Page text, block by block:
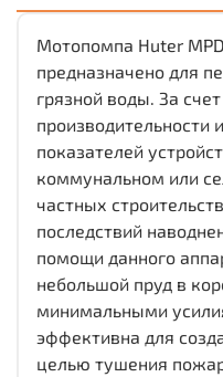
Мотопомпа Huter
предназначено для
грязной воды. За
производительности
показателей
коммунальном или
частных
последствий
помощи данного
небольшой пруд в
минимальными
эффективна для
целью тушения